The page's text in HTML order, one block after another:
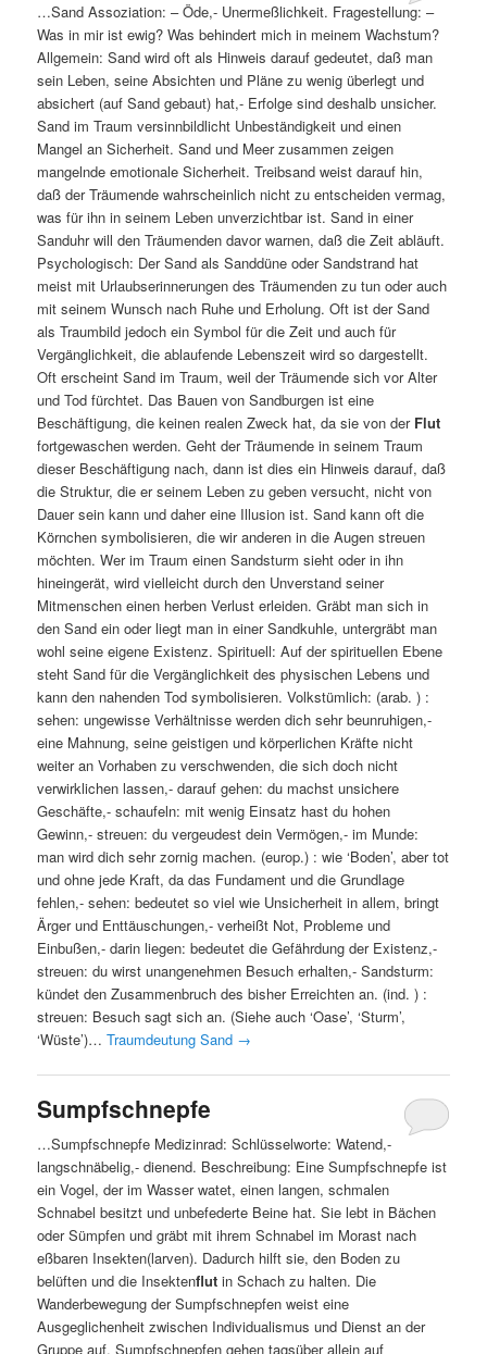
…Sand Assoziation: – Öde,- Unermeßlichkeit. Fragestellung: –
Was in mir ist ewig? Was behindert mich in meinem Wachstum?
Allgemein: Sand wird oft als Hinweis darauf gedeutet, daß man
sein Leben, seine Absichten und Pläne zu wenig überlegt und
absichert (auf Sand gebaut) hat,- Erfolge sind deshalb unsicher.
Sand im Traum versinnbildlicht Unbeständigkeit und einen
Mangel an Sicherheit. Sand und Meer zusammen zeigen
mangelnde emotionale Sicherheit. Treibsand weist darauf hin,
daß der Träumende wahrscheinlich nicht zu entscheiden vermag,
was für ihn in seinem Leben unverzichtbar ist. Sand in einer
Sanduhr will den Träumenden davor warnen, daß die Zeit abläuft.
Psychologisch: Der Sand als Sanddüne oder Sandstrand hat
meist mit Urlaubserinnerungen des Träumenden zu tun oder auch
mit seinem Wunsch nach Ruhe und Erholung. Oft ist der Sand
als Traumbild jedoch ein Symbol für die Zeit und auch für
Vergänglichkeit, die ablaufende Lebenszeit wird so dargestellt.
Oft erscheint Sand im Traum, weil der Träumende sich vor Alter
und Tod fürchtet. Das Bauen von Sandburgen ist eine
Beschäftigung, die keinen realen Zweck hat, da sie von der Flut
fortgewaschen werden. Geht der Träumende in seinem Traum
dieser Beschäftigung nach, dann ist dies ein Hinweis darauf, daß
die Struktur, die er seinem Leben zu geben versucht, nicht von
Dauer sein kann und daher eine Illusion ist. Sand kann oft die
Körnchen symbolisieren, die wir anderen in die Augen streuen
möchten. Wer im Traum einen Sandsturm sieht oder in ihn
hineingerät, wird vielleicht durch den Unverstand seiner
Mitmenschen einen herben Verlust erleiden. Gräbt man sich in
den Sand ein oder liegt man in einer Sandkuhle, untergräbt man
wohl seine eigene Existenz. Spirituell: Auf der spirituellen Ebene
steht Sand für die Vergänglichkeit des physischen Lebens und
kann den nahenden Tod symbolisieren. Volkstümlich: (arab. ) :
sehen: ungewisse Verhältnisse werden dich sehr beunruhigen,-
eine Mahnung, seine geistigen und körperlichen Kräfte nicht
weiter an Vorhaben zu verschwenden, die sich doch nicht
verwirklichen lassen,- darauf gehen: du machst unsichere
Geschäfte,- schaufeln: mit wenig Einsatz hast du hohen
Gewinn,- streuen: du vergeudest dein Vermögen,- im Munde:
man wird dich sehr zornig machen. (europ.) : wie ‘Boden’, aber tot
und ohne jede Kraft, da das Fundament und die Grundlage
fehlen,- sehen: bedeutet so viel wie Unsicherheit in allem, bringt
Ärger und Enttäuschungen,- verheißt Not, Probleme und
Einbußen,- darin liegen: bedeutet die Gefährdung der Existenz,-
streuen: du wirst unangenehmen Besuch erhalten,- Sandsturm:
kündet den Zusammenbruch des bisher Erreichten an. (ind. ) :
streuen: Besuch sagt sich an. (Siehe auch ‘Oase’, ‘Sturm’,
‘Wüste’)…Traumdeutung Sand →
Sumpfschnepfe
…Sumpfschnepfe Medizinrad: Schlüsselworte: Watend,-
langschnäbelig,- dienend. Beschreibung: Eine Sumpfschnepfe ist
ein Vogel, der im Wasser watet, einen langen, schmalen
Schnabel besitzt und unbefederte Beine hat. Sie lebt in Bächen
oder Sümpfen und gräbt mit ihrem Schnabel im Morast nach
eßbaren Insekten(larven). Dadurch hilft sie, den Boden zu
belüften und die Insektenflut in Schach zu halten. Die
Wanderbewegung der Sumpfschnepfen weist eine
Ausgeglichenheit zwischen Individualismus und Dienst an der
Gruppe auf. Sumpfschnepfen gehen tagsüber allein auf